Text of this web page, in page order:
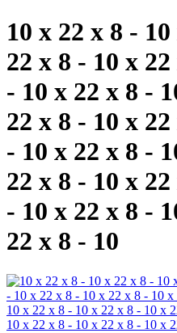
10 x 22 x 8 -
22 x 8 - 10 x
- 10 x 22 x 8 -
22 x 8 - 10 x
- 10 x 22 x 8 -
22 x 8 - 10 x
- 10 x 22 x 8 -
22 x 8 - 10